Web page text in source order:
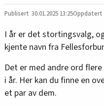
30.01.2025 13:25
I år er det stortingsvalg,
kjente navn fra
Det er med andre ord
i år. Her kan du finne en
et par av dem.